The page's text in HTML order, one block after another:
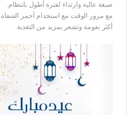
صبغة عالية وارتداء لفترة أطول بانتظام.
مع مرور الوقت مع استخدام أحمر الشفاه
أكثر نعومة وتشعر بمزيد من التغذية